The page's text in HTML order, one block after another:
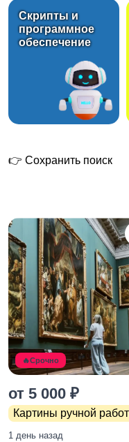
Хобби и
Бизнес и
оборудование3
Скрипты и
программное
обеспечение
👉 Сохранить поиск
🔥Срочно
от 5 000 ₽
Картины ручной
1 день назад